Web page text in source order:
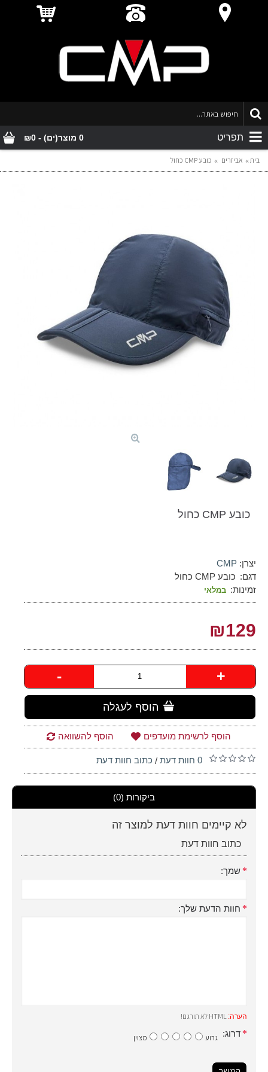
0 מוצר(ים) - ₪0 תפריט
בית אביזרים כובע CMP כחול
כובע CMP כחול
יצרן: CMP
דגם: כובע CMP כחול
זמינות: במלאי
₪129
- +
הוסף לעגלה
הוסף לרשימת מועדפים הוסף להשוואה
0 חוות דעת / כתוב חוות דעת
ביקורות (0)
לא קיימים חוות דעת למוצר זה
כתוב חוות דעת
שמך:
חוות הדעת שלך:
הערה:
דרוג: גרוע מצוין